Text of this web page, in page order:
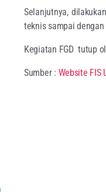
Selanjutnya,
teknis sampai dengan
Kegiatan FGD tutup
Sumber : Website FIS